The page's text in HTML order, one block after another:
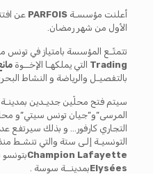
أعلنت مؤسسـة PARFOIS عن
الأول من شهر رمضان.
تتمتّـع المؤسسة بامتياز في تونس
Trading التي يملكهـا الإخــوة
بالتفصيـل والرياضة و النشاط
سيتم فتح محلّين جديـدين بمدينـة
المرسى”و”جيان تونس سيتي”و
التجاري كارفور… و بذلك سيرتفع
التونسيـة إلـى ستة والتي تنشـط
Champion Lafayetteبتونسو
Elyséesبمدينــة سوسة .